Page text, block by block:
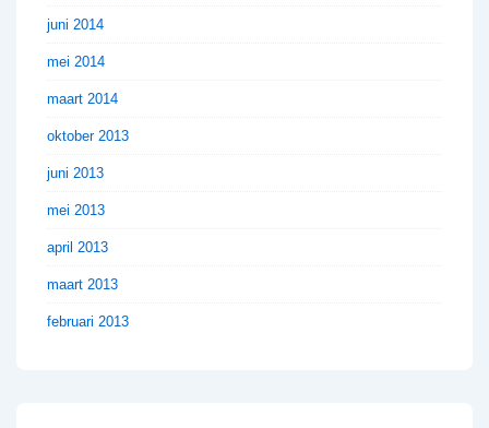
juni 2014
mei 2014
maart 2014
oktober 2013
juni 2013
mei 2013
april 2013
maart 2013
februari 2013